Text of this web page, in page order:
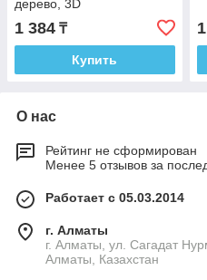
дерево, 3D
1 384 ₸
Купить
О нас
Рейтинг не сформирован
Менее 5 отзывов за
Работает с 05.03.2014
г. Алматы
г. Алматы, ул. Сагадат
Алматы, Казахстан